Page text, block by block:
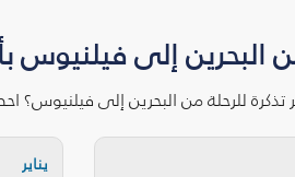
البحرين إلى فيلنيوس
للرحلة من البحرين إلى فيلنيوس؟
يناير